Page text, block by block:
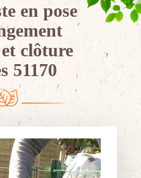
en pose
clôture
51170